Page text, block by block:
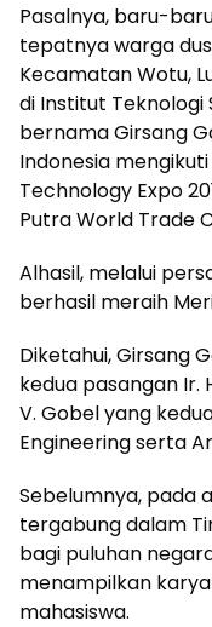
Pasalnya, baru-
tepatnya warga
Kecamatan Wotu,
di Institut Teknologi
bernama Girsang
Indonesia
Technology Expo
Putra World Trade
Alhasil, melalui
berhasil meraih
Diketahui, Girsang
kedua pasangan Ir.
V. Gobel yang
Engineering serta
Sebelumnya, pada
tergabung dalam
bagi puluhan
menampilkan
mahasiswa.